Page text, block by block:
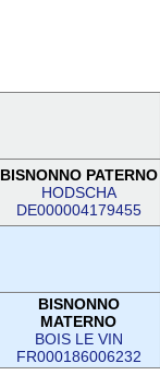
BISNONNO PATERNO
HODSCHA
DE000004179455
BISNONNO
MATERNO
BOIS LE VIN
FR000186006232